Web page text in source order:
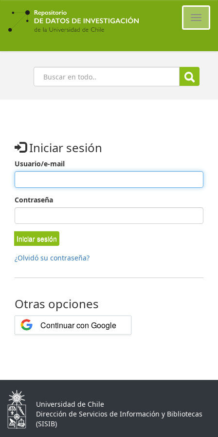
Ir
contenido
principal
Buscar
Iniciar sesión
Usuario/e-mail
Contraseña
Iniciar sesión
¿Olvidó su contraseña?
Otras opciones
Continuar con Google
Universidad de Chile
Dirección de Servicios de Información y Bibliotecas
(SISIB)